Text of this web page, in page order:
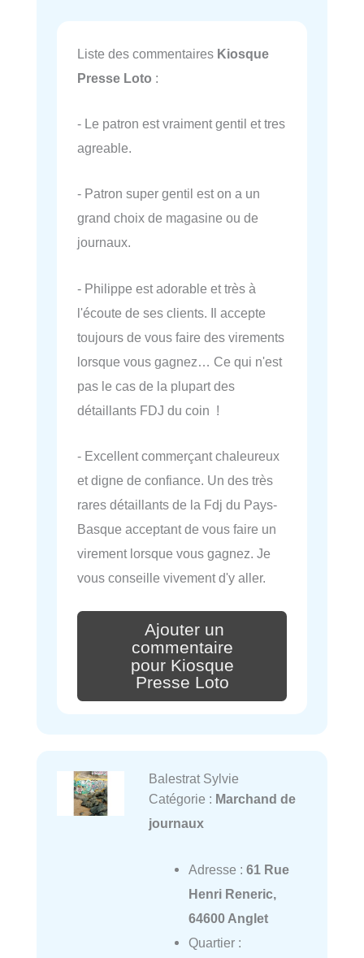
Liste des commentaires Kiosque
Presse Loto :
- Le patron est vraiment gentil et tres
agreable.
- Patron super gentil est on a un
grand choix de magasine ou de
journaux.
- Philippe est adorable et très à
l'écoute de ses clients. Il accepte
toujours de vous faire des virements
lorsque vous gagnez… Ce qui n'est
pas le cas de la plupart des
détaillants FDJ du coin !
- Excellent commerçant chaleureux
et digne de confiance. Un des très
rares détaillants de la Fdj du Pays-
Basque acceptant de vous faire un
virement lorsque vous gagnez. Je
vous conseille vivement d'y aller.
Ajouter un
commentaire
pour Kiosque
Presse Loto
Balestrat Sylvie
Catégorie : Marchand de
journaux
Adresse : 61 Rue
Henri Reneric,
64600 Anglet
Quartier :